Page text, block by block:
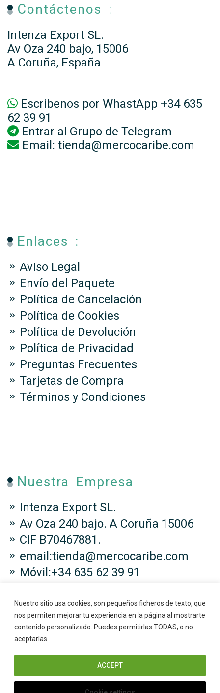
Nuestro sitio usa cookies, son pequeños ficheros de texto, que
nos permiten mejorar tu experiencia en la página al mostrarte
contenido personalizado. Puedes permitirlas TODAS, o no
aceptarlas.
ACCEPT
Contáctenos :
Intenza Export SL.
Av Oza 240 bajo, 15006
A Coruña, España
Escribenos por WhastApp +34 635
62 39 91
Entrar al Grupo de Telegram
Email: tienda@mercocaribe.com
Enlaces :
Aviso Legal
Envío del Paquete
Política de Cancelación
Política de Cookies
Política de Devolución
Política de Privacidad
Preguntas Frecuentes
Tarjetas de Compra
Términos y Condiciones
Nuestra Empresa
Intenza Export SL.
Av Oza 240 bajo. A Coruña 15006
CIF B70467881.
email:tienda@mercocaribe.com
Móvil:+34 635 62 39 91
Copyright © 2024 Mercocaribe. All
Right Reserved.